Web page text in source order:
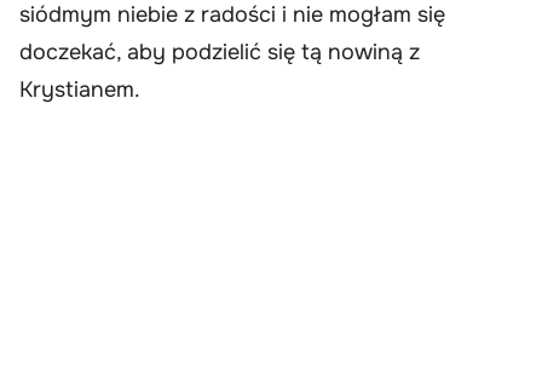
siódmym niebie z radości i nie mogłam się
doczekać, aby podzielić się tą nowiną z
Krystianem.